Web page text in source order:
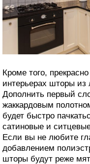
Кроме того,
интерьерах шторы из
Дополнить первый
жаккардовым
будет быстро
сатиновые и
Если вы не любите
добавлением
шторы будут реже